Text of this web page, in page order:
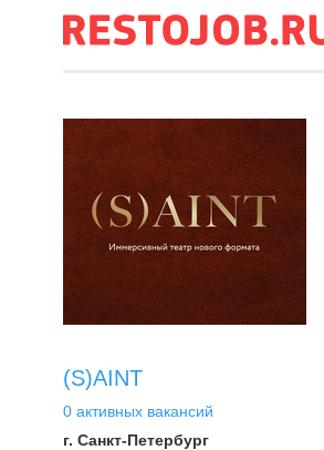
(S)AINT
0 активных вакансий
г. Санкт-Петербург